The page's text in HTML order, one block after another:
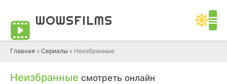
WOWSFILMS
Главная » Сериалы » Неизбранные
Неизбранные смотреть онлайн